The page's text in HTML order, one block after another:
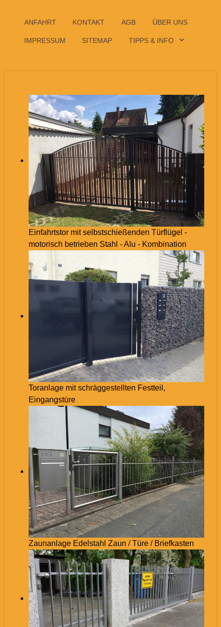
ANFAHRT KONTAKT AGB ÜBER UNS
IMPRESSUM SITEMAP TIPPS & INFO
Einfahrtstor mit selbstschießenden Türflügel -
motorisch betrieben Stahl - Alu - Kombination
Toranlage mit schräggestellten Festteil,
Eingangstüre
Zaunanlage Edelstahl Zaun / Türe / Briefkasten